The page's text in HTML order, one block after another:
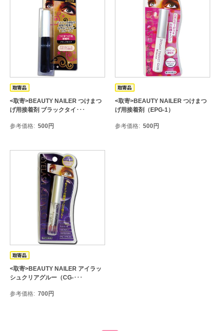
<取寄>BEAUTY NAILER つけまつ
げ用接着剤 ブラックタイ･･･
参考価格 500円
<取寄>BEAUTY NAILER つけまつ
げ用接着剤（EPG-1）
参考価格 500円
<取寄>BEAUTY NAILER アイラッ
シュクリアグルー（CG-･･･
参考価格 700円